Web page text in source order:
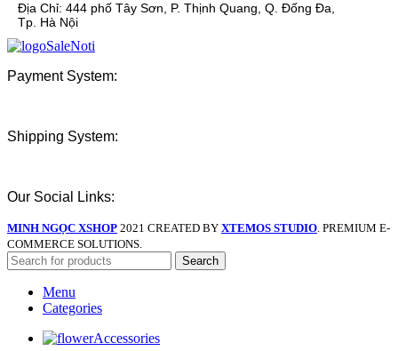
Địa Chỉ: 444 phố Tây Sơn, P. Thịnh Quang, Q. Đống Đa,
Tp. Hà Nội
Payment System:
Shipping System:
Our Social Links:
MINH NGỌC XSHOP 2021 CREATED BY XTEMOS STUDIO. PREMIUM E-
COMMERCE SOLUTIONS.
Search
Menu
Categories
Accessories